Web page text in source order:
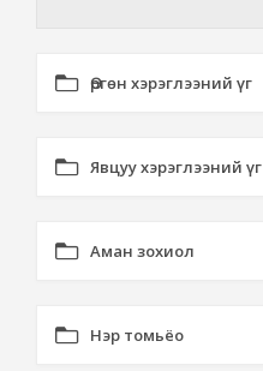
Өргөн хэрэглээний үг
Явцуу хэрэглээний үг
Аман зохиол
Нэр томьёо